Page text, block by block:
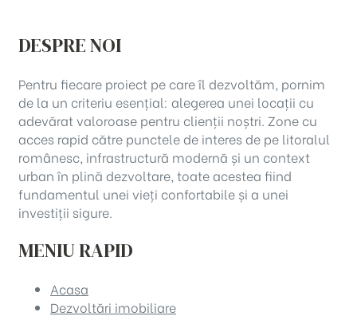
DESPRE NOI
Pentru fiecare proiect pe care îl dezvoltăm, pornim
de la un criteriu esențial: alegerea unei locații cu
adevărat valoroase pentru clienții noștri. Zone cu
acces rapid către punctele de interes de pe litoralul
românesc, infrastructură modernă și un context
urban în plină dezvoltare, toate acestea fiind
fundamentul unei vieți confortabile și a unei
investiții sigure.
MENIU RAPID
Acasa
Dezvoltări imobiliare